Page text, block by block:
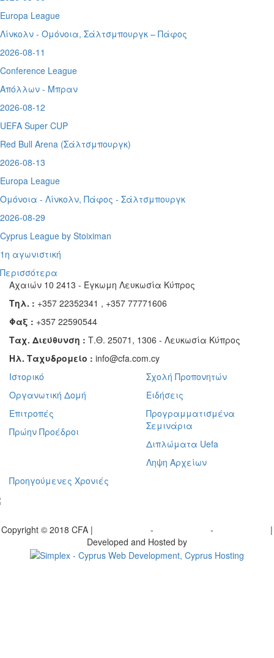
Europa League
Λίνκολν - Ομόνοια, Σάλτσμπουργκ – Πάφος
2026-08-11
Conference League
Απόλλων - Μπραν
2026-08-12
UEFA Super CUP
Red Bull Arena (Σάλτσμπουργκ)
2026-08-13
Europa League
Ομόνοια - Λίνκολν, Πάφος - Σάλτσμπουργκ
2026-08-29
Cyprus League by Stoiximan
1η αγωνιστική
Περισσότερα
Αχαιών 10 2413 - Έγκωμη Λευκωσία Κύπρος
Τηλ. : +357 22352341 , +357 77771606
Φαξ : +357 22590544
Ταχ. Διεύθυνση : Τ.Θ. 25071, 1306 - Λευκωσία Κύπρος
Ηλ. Ταχυδρομείο : info@cfa.com.cy
Ιστορικό
Οργανωτική Δομή
Επιτροπές
Πρώην Προέδροι
Σχολή Προπονητών
Ειδήσεις
Προγραμματισμένα
Σεμινάρια
Διπλώματα Uefa
Ληψη Αρχείων
Προηγούμενες Χρονιές
Copyright © 2018 CFA | - -
|
Developed and Hosted by